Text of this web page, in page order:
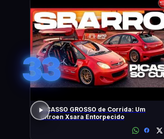
33
PICASSO GROSSO de Corrida: Um
Citroen Xsara Entorpecido